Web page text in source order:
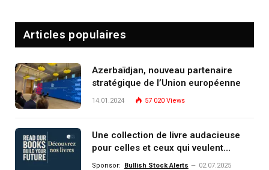
Articles populaires
Azerbaïdjan, nouveau partenaire
stratégique de l’Union européenne
14.01.2024 57 020 Views
Une collection de livre audacieuse
pour celles et ceux qui veulent
comprendre, investir et dominer le
Sponsor: Bullish Stock Alerts 02.07.2025